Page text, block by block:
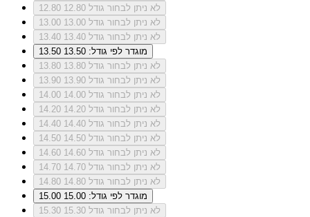
12.80
לא ניתן לבחור גודל 12.80
13.00
לא ניתן לבחור גודל 13.00
13.40
לא ניתן לבחור גודל 13.40
13.50
מוגדר לפי גודל: 13.50
13.80
לא ניתן לבחור גודל 13.80
13.90
לא ניתן לבחור גודל 13.90
14.00
לא ניתן לבחור גודל 14.00
14.20
לא ניתן לבחור גודל 14.20
14.40
לא ניתן לבחור גודל 14.40
14.50
לא ניתן לבחור גודל 14.50
14.60
לא ניתן לבחור גודל 14.60
14.70
לא ניתן לבחור גודל 14.70
14.80
לא ניתן לבחור גודל 14.80
15.00
מוגדר לפי גודל: 15.00
15.30
לא ניתן לבחור גודל 15.30